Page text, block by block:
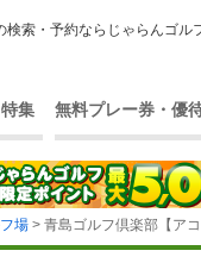
検索・予約ならじゃらんゴル
集 無料プレー券・優
場 > 青島ゴルフ倶楽部【アコ